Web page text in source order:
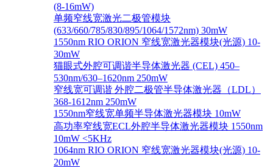
(8-16mW)
单频窄线宽激光二极管模块
(633/660/785/830/895/1064/1572nm) 30mW
1550nm RIO ORION 窄线宽激光器模块(光源) 10-
30mW
猫眼式外腔可调谐半导体激光器 (CEL) 450–
530nm/630–1620nm 250mW
窄线宽可调谐 外腔二极管半导体激光器（LDL）
368-1612nm 250mW
1550nm窄线宽单频半导体激光器模块 10mW
高功率窄线宽ECL外腔半导体激光器模块 1550nm
10mW <5KHz
1064nm RIO ORION 窄线宽激光器模块(光源) 10-
20mW